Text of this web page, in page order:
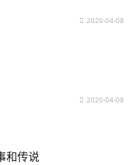
2020-04-08
2020-04-08
和传说